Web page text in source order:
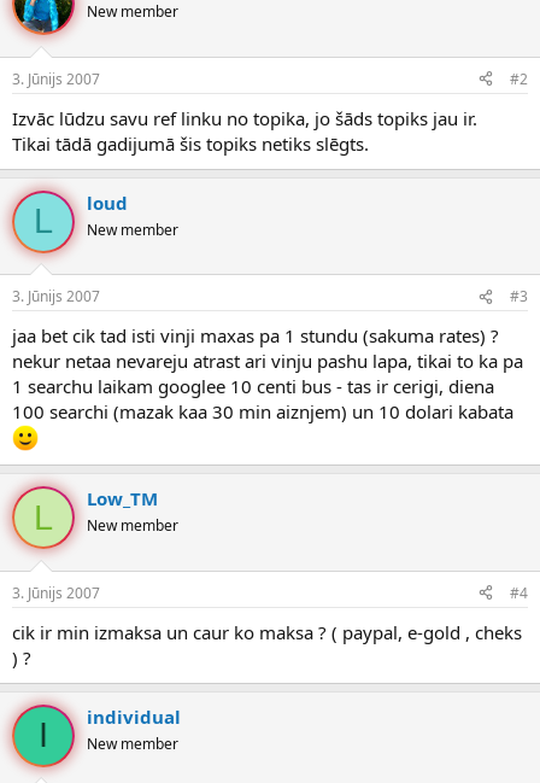
New member
3. Jūnijs 2007 #2
Izvāc lūdzu savu ref linku no topika, jo šāds topiks jau ir.
Tikai tādā gadijumā šis topiks netiks slēgts.
L loud
New member
3. Jūnijs 2007 #3
jaa bet cik tad isti vinji maxas pa 1 stundu (sakuma rates) ?
nekur netaa nevareju atrast ari vinju pashu lapa, tikai to ka pa
1 searchu laikam googlee 10 centi bus - tas ir cerigi, diena
100 searchi (mazak kaa 30 min aiznjem) un 10 dolari kabata
L Low_TM
New member
3. Jūnijs 2007 #4
cik ir min izmaksa un caur ko maksa ? ( paypal, e-gold , cheks
) ?
I individual
New member